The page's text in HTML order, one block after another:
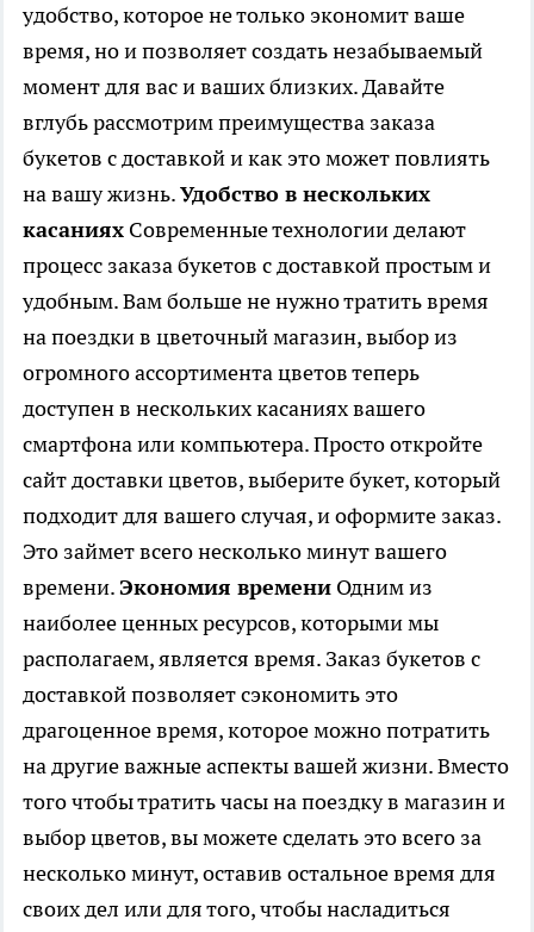
удобство, которое не только экономит ваше
время, но и позволяет создать незабываемый
момент для вас и ваших близких. Давайте
вглубь рассмотрим преимущества заказа
букетов с доставкой и как это может повлиять
на вашу жизнь.Удобство в нескольких
касаниях Современные технологии делают
процесс заказа букетов с доставкой простым и
удобным. Вам больше не нужно тратить время
на поездки в цветочный магазин, выбор из
огромного ассортимента цветов теперь
доступен в нескольких касаниях вашего
смартфона или компьютера. Просто откройте
сайт доставки цветов, выберите букет, который
подходит для вашего случая, и оформите заказ.
Это займет всего несколько минут вашего
времени.Экономия времени Одним из
наиболее ценных ресурсов, которыми мы
располагаем, является время. Заказ букетов с
доставкой позволяет сэкономить это
драгоценное время, которое можно потратить
на другие важные аспекты вашей жизни. Вместо
того чтобы тратить часы на поездку в магазин и
выбор цветов, вы можете сделать это всего за
несколько минут, оставив остальное время для
своих дел или для того, чтобы насладиться